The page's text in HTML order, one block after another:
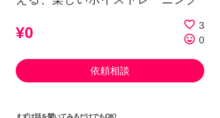
¥0 favorite_border 3
tag_faces 0
依頼相談
まずは話を聞いてみるだけでもOK!